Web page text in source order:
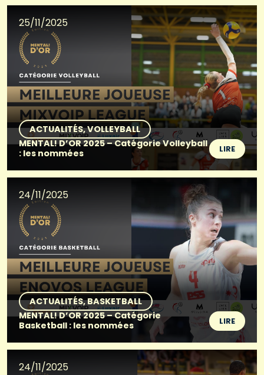
25/11/2025
ACTUALITÉS VOLLEYBALL
MENTAL! D’OR 2025 – Catégorie Volleyball
: les nommées
LIRE
24/11/2025
ACTUALITÉS BASKETBALL
MENTAL! D’OR 2025 – Catégorie
Basketball : les nommées
LIRE
24/11/2025